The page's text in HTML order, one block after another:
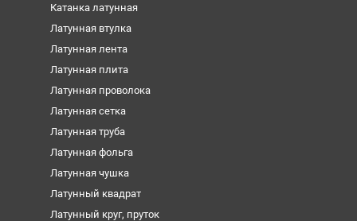
Катанка латунная
Латунная втулка
Латунная лента
Латунная плита
Латунная проволока
Латунная сетка
Латунная труба
Латунная фольга
Латунная чушка
Латунный квадрат
Латунный круг, пруток